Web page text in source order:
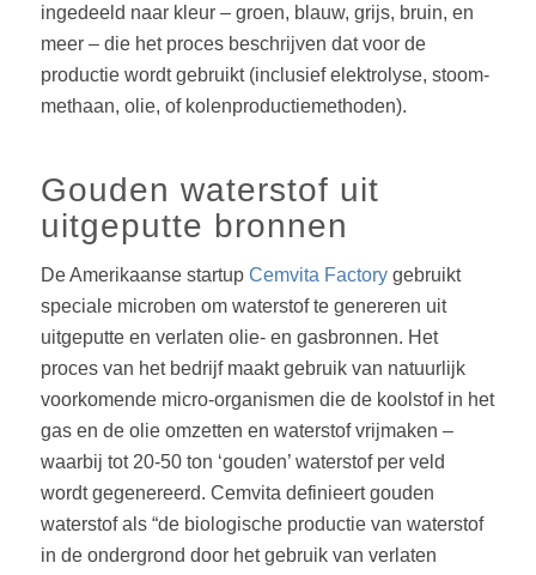
ingedeeld naar kleur – groen, blauw, grijs, bruin, en
meer – die het proces beschrijven dat voor de
productie wordt gebruikt (inclusief elektrolyse, stoom-
methaan, olie, of kolenproductiemethoden).
Gouden waterstof uit
uitgeputte bronnen
De Amerikaanse startup Cemvita Factorygebruikt
speciale microben om waterstof te genereren uit
uitgeputte en verlaten olie- en gasbronnen. Het
proces van het bedrijf maakt gebruik van natuurlijk
voorkomende micro-organismen die de koolstof in het
gas en de olie omzetten en waterstof vrijmaken –
waarbij tot 20-50 ton ‘gouden’ waterstof per veld
wordt gegenereerd. Cemvita definieert gouden
waterstof als “de biologische productie van waterstof
in de ondergrond door het gebruik van verlaten